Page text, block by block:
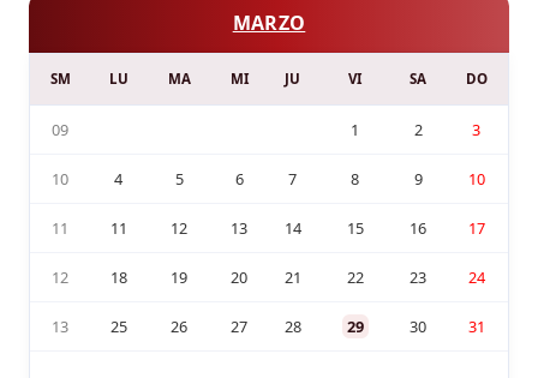
MARZO
SM LU MA MI JU VI SA DO
09 1 2 3
10 4 5 6 7 8 9 10
11 11 12 13 14 15 16 17
12 18 19 20 21 22 23 24
13 25 26 27 28 29 30 31